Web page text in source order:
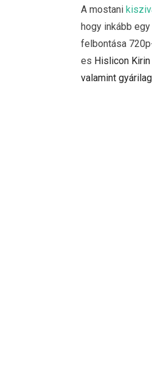
A mostani
hogy inkább
felbontása
es Hislicon
valamint